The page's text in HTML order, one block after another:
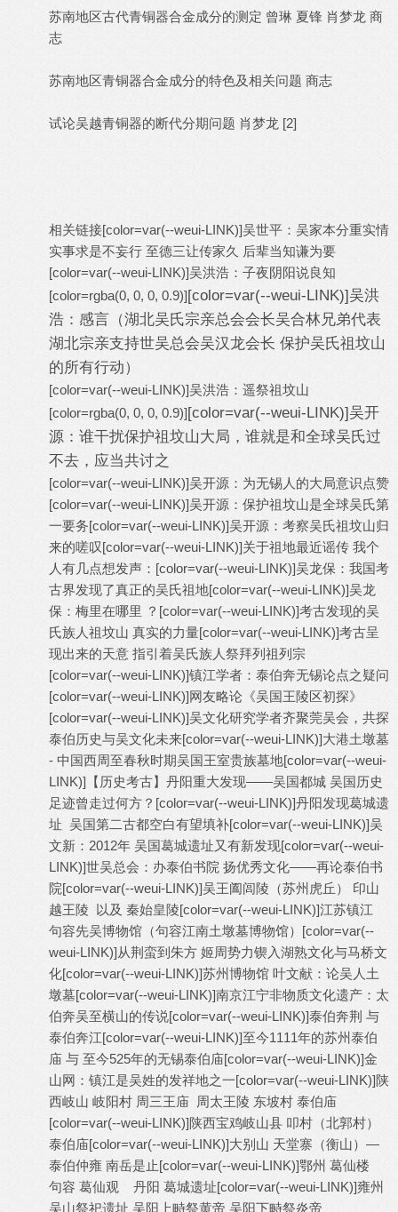
苏南地区古代青铜器合金成分的测定 曾琳 夏锋 肖梦龙 商
志
苏南地区青铜器合金成分的特色及相关问题 商志
试论吴越青铜器的断代分期问题 肖梦龙 [2]
相关链接[color=var(--weui-LINK)]吴世平：吴家本分重实情
实事求是不妄行 至德三让传家久 后辈当知谦为要
[color=var(--weui-LINK)]吴洪浩：子夜阴阳说良知
[color=rgba(0, 0, 0, 0.9)][color=var(--weui-LINK)]吴洪
浩：感言（湖北吴氏宗亲总会会长吴合林兄弟代表
湖北宗亲支持世吴总会吴汉龙会长 保护吴氏祖坟山
的所有行动）
[color=var(--weui-LINK)]吴洪浩：遥祭祖坟山
[color=rgba(0, 0, 0, 0.9)][color=var(--weui-LINK)]吴开
源：谁干扰保护祖坟山大局，谁就是和全球吴氏过
不去，应当共讨之
[color=var(--weui-LINK)]吴开源：为无锡人的大局意识点赞
[color=var(--weui-LINK)]吴开源：保护祖坟山是全球吴氏第
一要务[color=var(--weui-LINK)]吴开源：考察吴氏祖坟山归
来的嗟叹[color=var(--weui-LINK)]关于祖地最近谣传 我个
人有几点想发声： [color=var(--weui-LINK)]吴龙保：我国考
古界发现了真正的吴氏祖地[color=var(--weui-LINK)]吴龙
保：梅里在哪里 ？ [color=var(--weui-LINK)]考古发现的吴
氏族人祖坟山 真实的力量[color=var(--weui-LINK)]考古呈
现出来的天意 指引着吴氏族人祭拜列祖列宗
[color=var(--weui-LINK)]镇江学者：泰伯奔无锡论点之疑问
[color=var(--weui-LINK)]网友略论《吴国王陵区初探》
[color=var(--weui-LINK)]吴文化研究学者齐聚莞吴会，共探
泰伯历史与吴文化未来[color=var(--weui-LINK)]大港土墩墓
- 中国西周至春秋时期吴国王室贵族墓地[color=var(--weui-
LINK)] 【历史考古】丹阳重大发现——吴国都城 吴国历史
足迹曾走过何方？ [color=var(--weui-LINK)]丹阳发现葛城遗
址 吴国第二古都空白有望填补[color=var(--weui-LINK)]吴
文新：2012年 吴国葛城遗址又有新发现[color=var(--weui-
LINK)]世吴总会：办泰伯书院 扬优秀文化——再论泰伯书
院[color=var(--weui-LINK)]吴王阖闾陵（苏州虎丘） 印山
越王陵 以及 秦始皇陵[color=var(--weui-LINK)]江苏镇江
句容先吴博物馆（句容江南土墩墓博物馆） [color=var(--
weui-LINK)]从荆蛮到朱方 姬周势力锲入湖熟文化与马桥文
化[color=var(--weui-LINK)]苏州博物馆 叶文献：论吴人土
墩墓[color=var(--weui-LINK)]南京江宁非物质文化遗产：太
伯奔吴至横山的传说[color=var(--weui-LINK)]泰伯奔荆 与
泰伯奔江[color=var(--weui-LINK)]至今1111年的苏州泰伯
庙 与 至今525年的无锡泰伯庙[color=var(--weui-LINK)]金
山网：镇江是吴姓的发祥地之一[color=var(--weui-LINK)]陕
西岐山 岐阳村 周三王庙 周太王陵 东坡村 泰伯庙
[color=var(--weui-LINK)]陕西宝鸡岐山县 叩村（北郭村）
泰伯庙[color=var(--weui-LINK)]大别山 天堂寨（衡山）—
泰伯仲雍 南岳是止[color=var(--weui-LINK)]鄂州 葛仙楼
句容 葛仙观 丹阳 葛城遗址[color=var(--weui-LINK)]雍州
吴山祭祀遗址 吴阳上畤祭黄帝 吴阳下畤祭炎帝